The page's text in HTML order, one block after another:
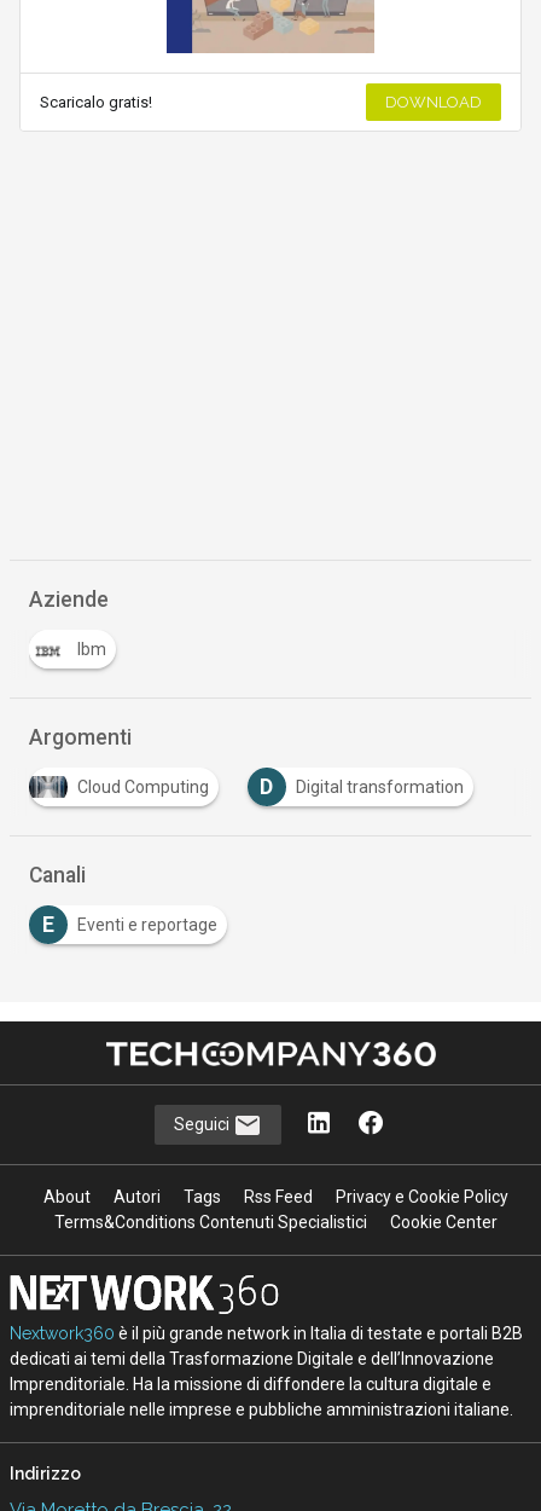
Scaricalo gratis! DOWNLOAD
Aziende
Ibm
Argomenti
Cloud Computing D Digital transformation
Canali
E Eventi e reportage
Seguici
About Autori Tags Rss Feed
Privacy e Cookie Policy
Terms&Conditions Contenuti Specialistici
Cookie Center
Nextwork360 è il più grande network in Italia di testate e portali B2B
dedicati ai temi della Trasformazione Digitale e dell’Innovazione
Imprenditoriale. Ha la missione di diffondere la cultura digitale e
imprenditoriale nelle imprese e pubbliche amministrazioni italiane.
Indirizzo